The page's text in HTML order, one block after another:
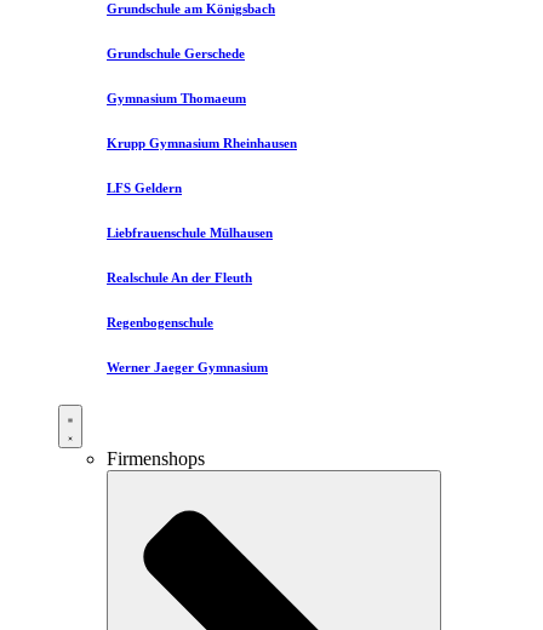
Grundschule am Königsbach
Grundschule Gerschede
Gymnasium Thomaeum
Krupp Gymnasium Rheinhausen
LFS Geldern
Liebfrauenschule Mülhausen​
Realschule An der Fleuth
Regenbogenschule
Werner Jaeger Gymnasium
Firmenshops